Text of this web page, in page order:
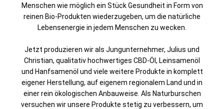
Menschen wie möglich ein Stück Gesundheit in Form von
reinen Bio-Produkten wiederzugeben, um die natürliche
Lebensenergie in jedem Menschen zu wecken.
Jetzt produzieren wir als Jungunternehmer, Julius und
Christian, qualitativ hochwertiges CBD-Öl, Leinsamenöl
und Hanfsamenöl und viele weitere Produkte in komplett
eigener Herstellung, auf eigenem regionalem Land und in
einer rein ökologischen Anbauweise. Als Naturburschen
versuchen wir unsere Produkte stetig zu verbessern, um